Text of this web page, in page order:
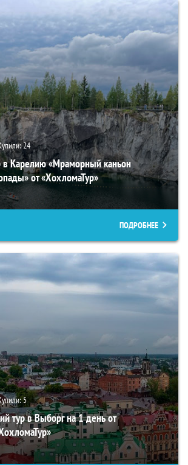
24
в Карелию «Мраморный каньон
от «ХохломаТур»
ПОДРОБНЕЕ
5
тур в Выборг на 1 день от